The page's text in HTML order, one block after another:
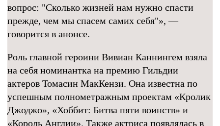
вопрос: "Сколько жизней нам нужно спасти
прежде, чем мы спасем самих себя"», —
говорится в анонсе.
Роль главной героини Вивиан Каннингем взяла
на себя номинантка на премию Гильдии
актеров Томасин МакКензи. Она известна по
успешным полнометражным проектам «Кролик
Джоджо», «Хоббит: Битва пяти воинств» и
«Король Англии». Также актриса появлялась в